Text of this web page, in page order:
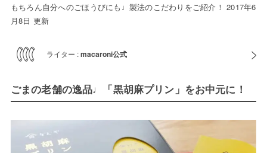
もちろん自分へのごほうびにも♩製法のこだわりをご紹介！ 2017年6
月8日 更新
ライター :macaroni公式
ごまの老舗の逸品♩「黒胡麻プリン」をお中元に！